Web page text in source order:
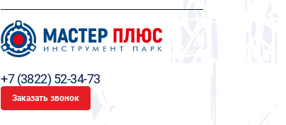
+7 (3822) 52-34-73
Заказать звонок